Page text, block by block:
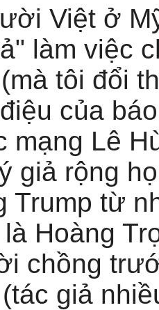
Việt ở
làm việc
tôi đổi
của
mạng Lê
giả rộng
Trump từ
Hoàng
chồng
giả